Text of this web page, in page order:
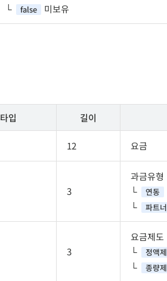
false 미보유
타입 길이
12 요금
3
과금유형
연동
파트너
3
요금제도
정액제
종량제